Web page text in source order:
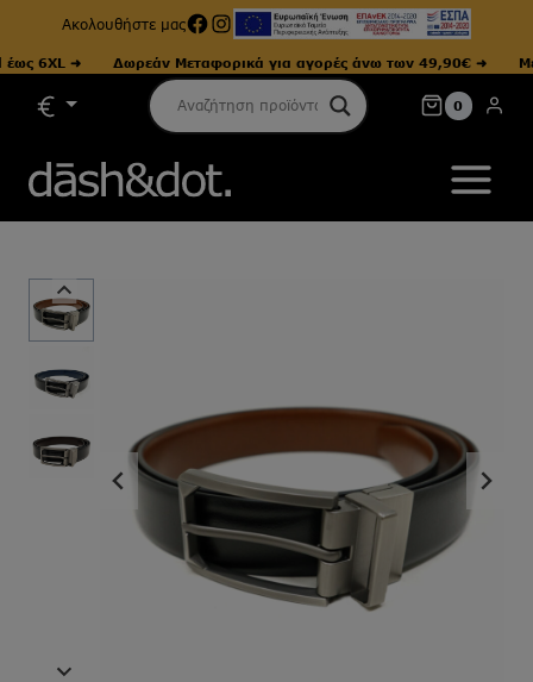
Ακολουθήστε μαςFacebook
Instagram
6XL ➜ Δωρεάν Μεταφορικά για αγορές άνω των 49,90€ ➜
0